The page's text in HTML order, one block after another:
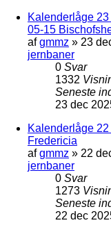
Kalenderlåge
05-15
afgmmz » 23
jernbaner
0 Svar
1332
Seneste
23 dec
Kalenderlåge
Fredericia
afgmmz » 22
jernbaner
0 Svar
1273
Seneste
22 dec